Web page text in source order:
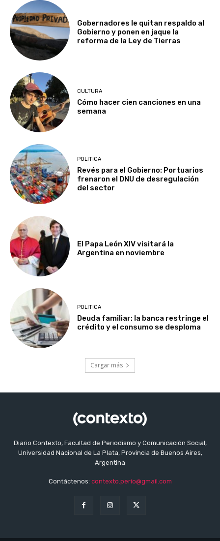
Gobernadores le quitan respaldo al
Gobierno y ponen en jaque la
reforma de la Ley de Tierras
CULTURA
Cómo hacer cien canciones en una
semana
POLITICA
Revés para el Gobierno: Portuarios
frenaron el DNU de desregulación
del sector
El Papa León XIV visitará la
Argentina en noviembre
POLITICA
Deuda familiar: la banca restringe el
crédito y el consumo se desploma
Cargar más
Diario Contexto, Facultad de Periodismo y Comunicación Social,
Universidad Nacional de La Plata, Provincia de Buenos Aires,
Argentina
Contáctenos: contexto.perio@gmail.com